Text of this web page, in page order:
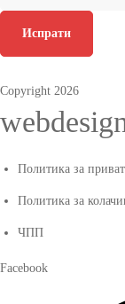
Испрати
Copyright 2026
Политика за
Политика за
ЧПП
Facebook